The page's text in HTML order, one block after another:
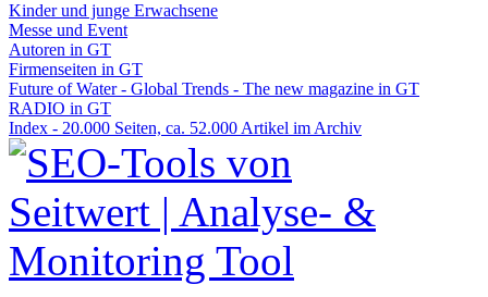
Kinder und junge Erwachsene
Messe und Event
Autoren in GT
Firmenseiten in GT
Future of Water - Global Trends - The new magazine in GT
RADIO in GT
Index - 20.000 Seiten, ca. 52.000 Artikel im Archiv